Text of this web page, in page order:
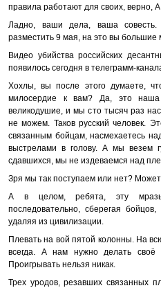
правила работают для своих, верно,
Ладно, ваши дела, ваша
разместить 9 мая, на это вы большие
Видео убийства российских
появилось сегодня в телеграмм-
Хохлы, вы после этого думаете,
милосердие к вам? Да, это наша
великодушие, и мы сто тысяч раз
не можем. Таков русский человек.
связанным бойцам, насмехаетесь
выстрелами в голову. А мы везем
сдавшихся, мы не издеваемся над
Зря мы так поступаем или нет?
А в целом, ребята, эту мразь
последовательно, сберегая
удаляя из цивилизации.
Плевать на вой пятой колонны. На
всегда. А нам нужно делать своё
Проигрывать нельзя никак.
Трех уродов, резавших связанных